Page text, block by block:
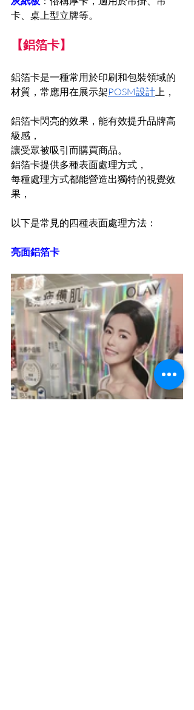
卡、桌上型立牌等。
【鋁箔卡】
鋁箔卡是一種常用於印刷和包裝領域的
材質，常應用在展示架POSM設計上，
鋁箔卡閃亮的效果，能有效提升品牌高
級感，
讓受眾被吸引而購買商品。
鋁箔卡提供多種表面處理方式，
每種處理方式都能營造出獨特的視覺效
果，
以下是常見的四種表面處理方法：
亮面鋁箔卡